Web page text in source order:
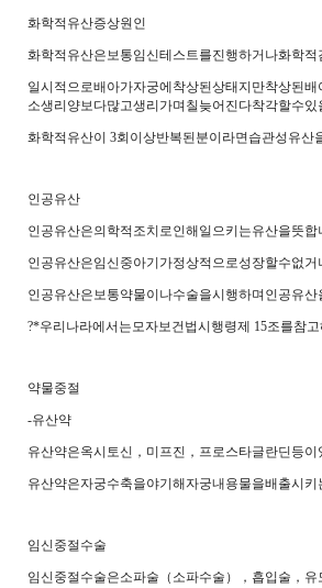
화학적유산증상원인
화학적유산은보통임신테스트를진행하거나화학
일시적으로배아가자궁에착상된상태지만착상된
소생리양보다많고생리가며칠늦어진다착각할수
화학적유산이 3회이상반복된분이라면습관성유산
인공유산
인공유산은의학적조치로인해일으키는유산을뜻합
인공유산은임신중아기가정상적으로성장할수없
인공유산은보통약물이나수술을시행하며인공유
?*우리나라에서는모자보건법시행령제 15조를참
약물중절
-유산약
유산약은옥시토신，미프진，프로스타글란딘등
유산약은자궁수축을야기해자궁내용물을배출시
임신중절수술
임신중절수술은소파술（소파수술），흡입술，